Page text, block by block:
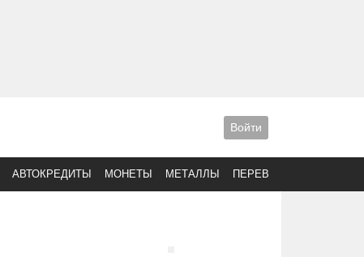
Войти
АВТОКРЕДИТЫ МОНЕТЫ МЕТАЛЛЫ ПЕРЕВОДЫ